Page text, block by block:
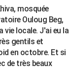
mosquée
Ouloug Beg,
vie locale. J'ai eu la
gentils et
en octobre. Et si
de très beaux